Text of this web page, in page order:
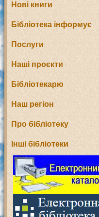
Нові книги
Бібліотека інформує
Послуги
Наші проєкти
Бібліотекарю
Наш регіон
Про бібліотеку
Інші бібліотеки